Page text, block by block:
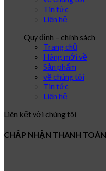
Tin tức
Liên hệ
Quy định – chính sách
Trang chủ
Hàng mới về
Sản phẩm
về chúng tôi
Tin tức
Liên hệ
Liên kết với chúng tôi
CHẤP NHẬN THANH TOÁN